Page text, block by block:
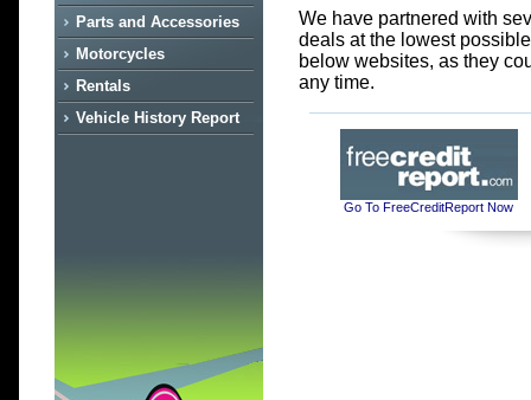
Parts and Accessories
Motorcycles
Rentals
Vehicle History Report
We have partnered with
deals at the lowest
below websites, as they
any time.
Go To FreeCreditReport Now